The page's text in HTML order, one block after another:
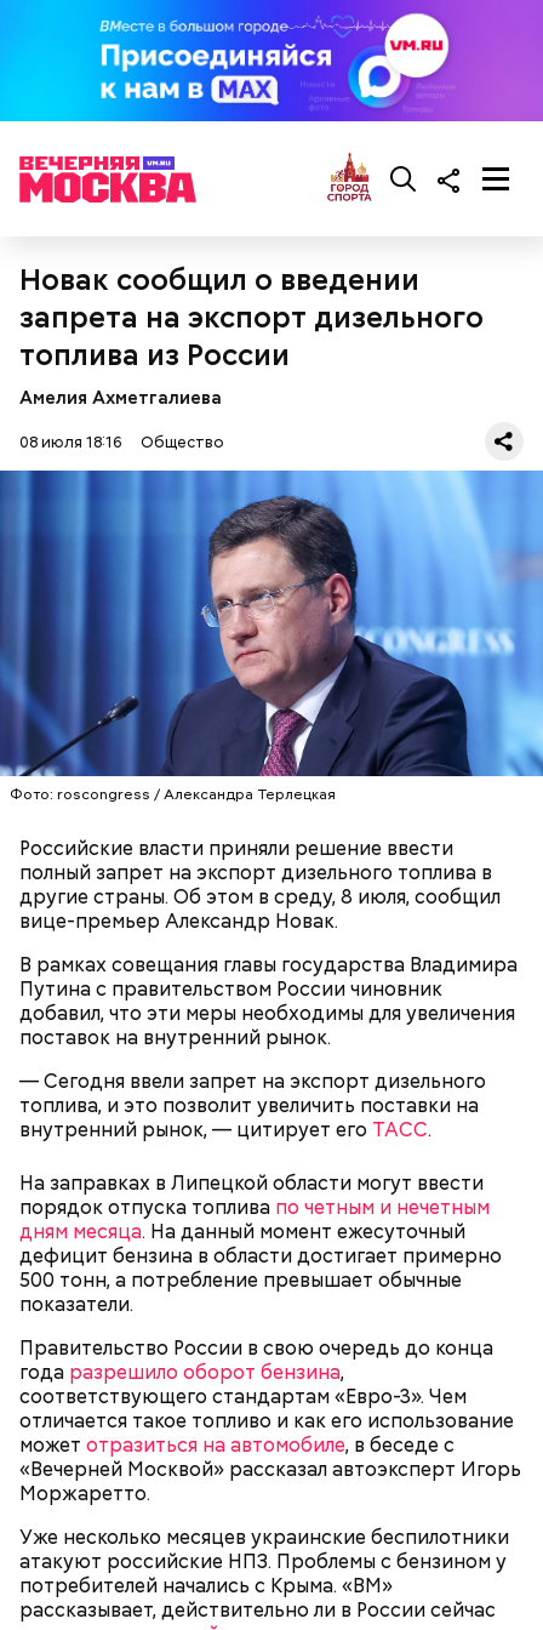
Новак сообщил о введении
запрета на экспорт дизельного
топлива из России
Амелия Ахметгалиева
08 июля 18:16 Общество
Фото: roscongress / Александра Терлецкая
Российские власти приняли решение ввести
полный запрет на экспорт дизельного топлива в
другие страны. Об этом в среду, 8 июля, сообщил
вице-премьер Александр Новак.
В рамках совещания главы государства Владимира
Путина с правительством России чиновник
добавил, что эти меры необходимы для увеличения
поставок на внутренний рынок.
— Сегодня ввели запрет на экспорт дизельного
топлива, и это позволит увеличить поставки на
внутренний рынок, — цитирует его ТАСС.
На заправках в Липецкой области могут ввести
порядок отпуска топлива по четным и нечетным
дням месяца. На данный момент ежесуточный
дефицит бензина в области достигает примерно
500 тонн, а потребление превышает обычные
показатели.
Правительство России в свою очередь до конца
года разрешило оборот бензина,
соответствующего стандартам «Евро-3». Чем
отличается такое топливо и как его использование
может отразиться на автомобиле, в беседе с
«Вечерней Москвой» рассказал автоэксперт Игорь
Моржаретто.
Уже несколько месяцев украинские беспилотники
атакуют российские НПЗ. Проблемы с бензином у
потребителей начались с Крыма. «ВМ»
рассказывает, действительно ли в России сейчас
В некоторых молодежных заведениях европейских
стран в этот праздник устраиваются
тематические вечеринки и флешмобы. Кроме того,
отпраздновать эту дату можно, отправив
Праздник любви
Праздник любви, или Ту бе-Ав, отмечается в
Израиле как местный аналог Дня святого
Валентина. Влюбленные в этот день делают друг
другу сюрпризы, дарят цветы и подарки,
устраивают свидания и признаются в своих
чувствах. Праздник уходит корнями в далекое
традиции, когда девушки надевали белые платья и
водили хороводы в виноградниках, а юноши
искали себе невест.